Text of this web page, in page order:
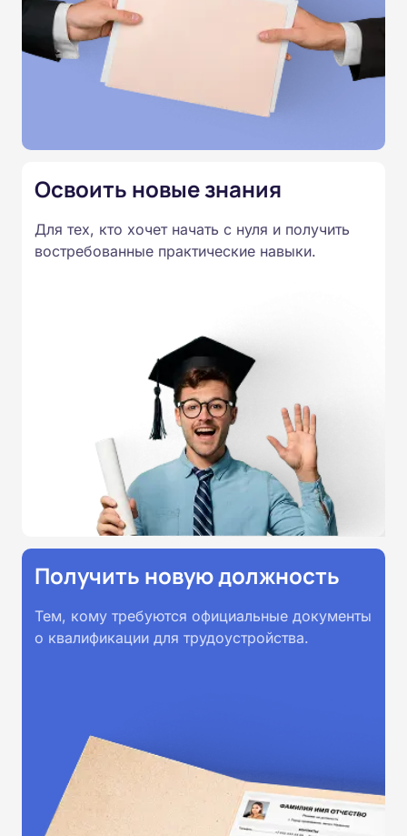
получение удостоверения установленного
образца.
Освоить новые знания
Для тех, кто хочет начать с нуля и получить
востребованные практические навыки.
Получить новую должность
Тем, кому требуются официальные документы
о квалификации для трудоустройства.